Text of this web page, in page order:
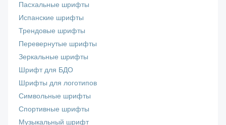
Пасхальные шрифты
Испанские шрифты
Трендовые шрифты
Перевернутые шрифты
Зеркальные шрифты
Шрифт для БДО
Шрифты для логотипов
Символьные шрифты
Спортивные шрифты
Музыкальный шрифт